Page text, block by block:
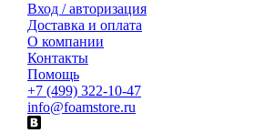
Вход / авторизация
Доставка и оплата
О компании
Контакты
Помощь
+7 (499) 322-10-47
info@foamstore.ru